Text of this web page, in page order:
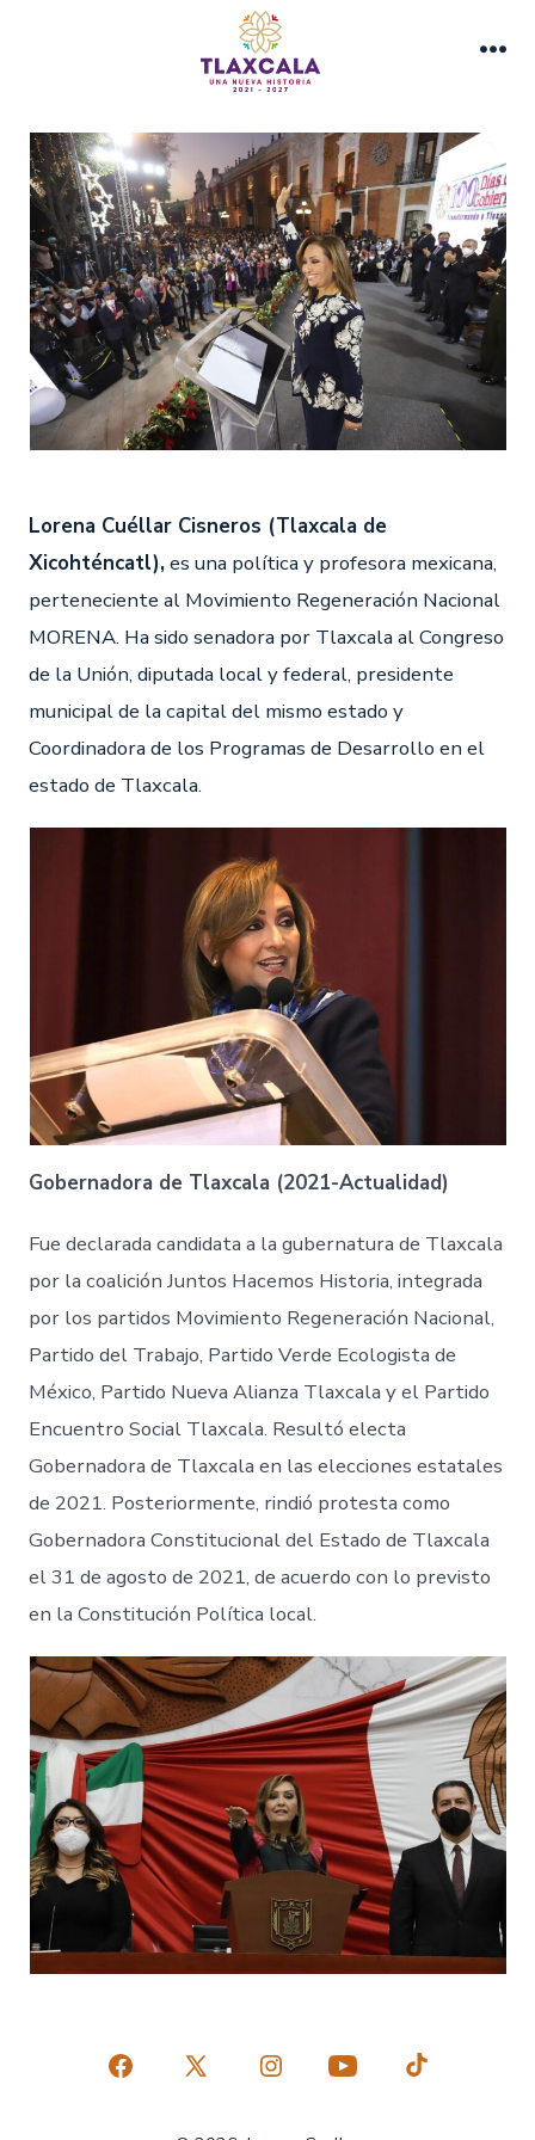
Lorena Cuéllar Cisneros (Tlaxcala de
Xicohténcatl),es una política y profesora mexicana,
perteneciente al Movimiento Regeneración Nacional
MORENA. Ha sido senadora por Tlaxcala al Congreso
de la Unión, diputada local y federal, presidente
municipal de la capital del mismo estado y
Coordinadora de los Programas de Desarrollo en el
estado de Tlaxcala.
Gobernadora de Tlaxcala (2021-Actualidad)
Fue declarada candidata a la gubernatura de Tlaxcala
por la coalición Juntos Hacemos Historia, integrada
por los partidos Movimiento Regeneración Nacional,
Partido del Trabajo, Partido Verde Ecologista de
México, Partido Nueva Alianza Tlaxcala y el Partido
Encuentro Social Tlaxcala. Resultó electa
Gobernadora de Tlaxcala en las elecciones estatales
de 2021. Posteriormente, rindió protesta como
Gobernadora Constitucional del Estado de Tlaxcala
el 31 de agosto de 2021, de acuerdo con lo previsto
en la Constitución Política local.
Abrir
Abrir
Abrir
Abrir
Abrir